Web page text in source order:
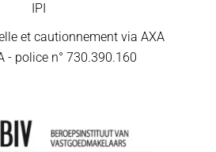
IPI
et cautionnement via AXA
- police n° 730.390.160